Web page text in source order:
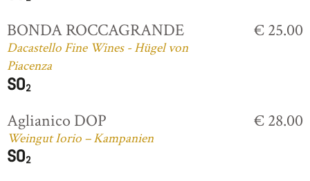
BONDA ROCCAGRANDE
Dacastello Fine Wines - Hügel von
Piacenza
€ 25.00
Aglianico DOP
Weingut Iorio – Kampanien
€ 28.00